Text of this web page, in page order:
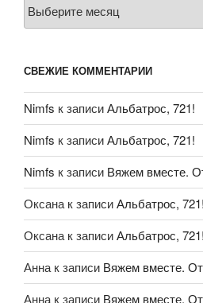
СВЕЖИЕ КОММЕНТАРИИ
Nimfs к записиАльбатрос, 721!
Nimfs к записиАльбатрос, 721!
Nimfs к записи Вяжем вместе.
Оксанак записиАльбатрос, 721!
Оксанак записиАльбатрос, 721!
Аннак записи Вяжем вместе.
Анна к записи Вяжем вместе.